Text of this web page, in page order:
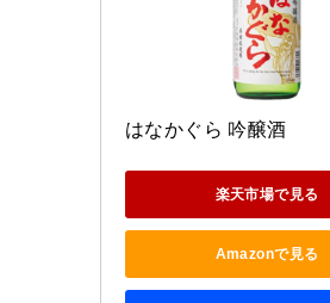
はなかぐら 吟醸酒
楽天市場で見る
Amazonで見る